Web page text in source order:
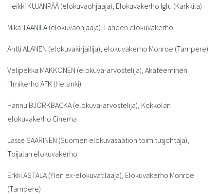
Heikki KUJANPÄÄ (elokuvaohjaaja), Elokuvakerho Iglu (Karkkila)
Mika TAANILA (elokuvaohjaaja), Lahden elokuvakerho
Antti ALANEN (elokuvakirjailija), elokuvakerho Monroe (Tampere)
Velipekka MAKKONEN (elokuva-arvostelija), Akateeminen
filmikerho AFK (Helsinki)
Hannu BJÖRKBACKA (elokuva-arvostelija), Kokkolan
elokuvakerho Cinema
Lasse SAARINEN (Suomen elokuvasäätiön toimitusjohtaja),
Toijalan elokuvakerho
Erkki ASTALA (Ylen ex-elokuvatilaaja), Elokuvakerho Monroe
(Tampere)